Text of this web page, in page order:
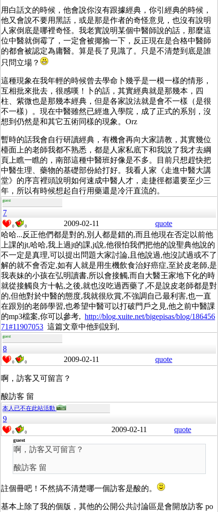
用白話文的時候，他會說你沒有跟據經典，你引經典的時候，
他又會說不要用黑話，或是那是作者的奇怪意見，也沒有說明
人家倒底是哪裡奇怪。我老實說明某個中醫師說的話，那麼這
位中醫就倒霉了，一定會被揶揄一下，反正現在是合格中醫師
的都會被認定為庸醫。算是長了見識了。只是不清楚到底是誰
只問立場？
這種現象在我年輕的時候曾去學命卜幾乎是一模一樣的情形，
互相批來批去，很感嘆！卜的話，其實經典就是那幾本，四
柱、紫微也是那幾本經典，但是各家說法就是會不一樣（是很
不一樣）。現在中醫雖然已經進入學院，成了正式的系別，沒
想到仍然是和其它五術同樣的現象。Orz
暫時的話我會自行研讀經典，有機會再向大家請教，其實幾位
檯面上的老師我都不熟悉，都是人家私底下和我說了我才去綱
頁上瞧一瞧的，南部這種中醫班好像是不多。目前只想趕快把
中醫生理、藥物的基礎部份給打好。我看人家《走進中醫大講
堂》的序言裡頭說明如何速成中醫人才，走捷徑都還要至少三
年，所以有時候想起自行用藥還是冷汗直流的。
guest
7
0 0 2009-02-11
quote
哈哈...反正他們都是對的,別人都是錯的,而且他現在否定以前他
上課的jt,哈哈,我上過jt的課,jt說,他很怕我們把他的說聖典他說的
不一定是真理,可以提出問題大家討論,且他說過,他沒試過或不了
解的就不會否定,如有人就是用生機飲食治好癌症,至於皮老師,是
我表妹的小孩在弘明讀書,所以會接觸,而自大醫王家地下化的時
就從接觸良方十帖,之後,就也沒吃過西藥了,不是說皮老師都是對
的,但他對於中醫的態度,我就很欣賞,不強調自己最利害,也一直
在跟別的老師學習,也希望中醫可以打破門戶之見,他之前中醫課
的mp3檔案,你可以參考, http://blog.xuite.net/bigepisas/blog/186456
71#11907053 這篇文章中他到說到,
guest
8
0 0 2009-02-11 quote
啊，訪客又可留言？
酸訪客 留
本人已不在此站活動
9
0 0 2009-02-11 quote
guest
啊，訪客又可留言？
酸訪客 留
註個冊吧！不然搞不清楚哪一個訪客是酸的。
基本上除了我的個版，其他的公開公共討論區是會開放訪客 po